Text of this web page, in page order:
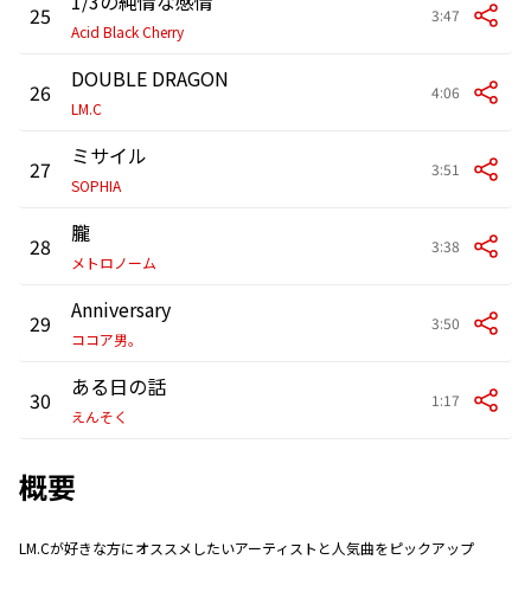
25
Acid Black Cherry
3:47
26 DOUBLE DRAGON
LM.C
4:06
27 ミサイル
SOPHIA
3:51
28 朧
メトロノーム
3:38
29 Anniversary
ココア男。
3:50
30 ある日の話
えんそく
1:17
概要
LM.Cが好きな方にオススメしたいアーティストと人気曲をピックアップ